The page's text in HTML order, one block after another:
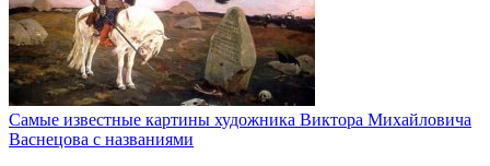
Самые известные картины художника Виктора Михайловича
Васнецова с названиями